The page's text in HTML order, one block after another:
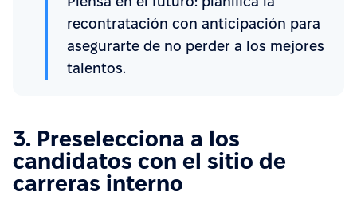
recontratación con anticipación para
asegurarte de no perder a los mejores
talentos.
3. Preselecciona a los
candidatos con el sitio de
carreras interno